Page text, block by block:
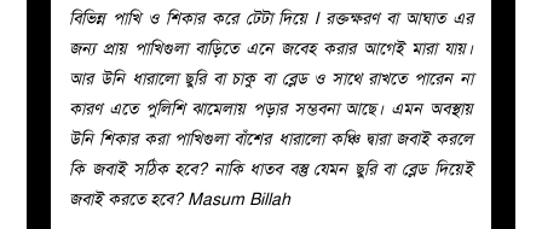
প্রশ্ন
বিভিন্ন পাখি ও শিকার করে টেটা দিয়ে l রক্তক্ষরণ বা আঘাত এর
জন্য প্রায় পাখিগুলা বাড়িতে এনে জবেহ করার আগেই মারা যায়।
আর উনি ধারালো ছুরি বা চাকু বা ব্লেড ও সাথে রাখতে পারেন না
কারণ এতে পুলিশি ঝামেলায় পড়ার সম্ভবনা আছে। এমন অবস্থায়
উনি শিকার করা পাখিগুলা বাঁশের ধারালো কঞ্চি দ্বারা জবাই করলে
কি জবাই সঠিক হবে? নাকি ধাতব বস্তু যেমন ছুরি বা ব্লেড দিয়েই
জবাই করতে হবে? Masum Billah